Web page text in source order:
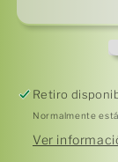
Manzana
Menta
Retiro
Normalmente
Ver